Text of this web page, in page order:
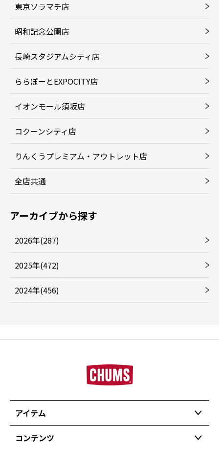
東京ソラマチ店
昭和記念公園店
長崎スタジアムシティ店
ららぽーとEXPOCITY店
イオンモール須坂店
コクーンシティ店
りんくうプレミアム・アウトレット店
全店共通
アーカイブから探す
2026年(287)
2025年(472)
2024年(456)
アイテム
コンテンツ